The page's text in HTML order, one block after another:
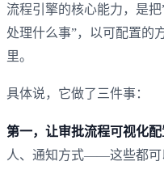
流程引擎的核心能力，是
处理什么事”，以可配置的
里。
具体说，它做了三件事：
第一，让审批流程可视化配
人、通知方式——这些都可